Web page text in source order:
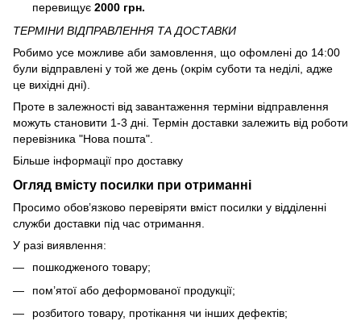
перевищує 2000 грн.
ТЕРМІНИ ВІДПРАВЛЕННЯ ТА ДОСТАВКИ
Робимо усе можливе аби замовлення, що офомлені до 14:00
були відправлені у той же день (окрім суботи та неділі, адже
це вихідні дні).
Проте в залежності від завантаження терміни відправлення
можуть становити 1-3 дні. Термін доставки залежить від роботи
перевізника "Нова пошта".
Більше інформації про доставку
Огляд вмісту посилки при отриманні
Просимо обов’язково перевіряти вміст посилки у відділенні
служби доставки під час отримання.
У разі виявлення:
пошкодженого товару;
пом’ятої або деформованої продукції;
розбитого товару, протікання чи інших дефектів;